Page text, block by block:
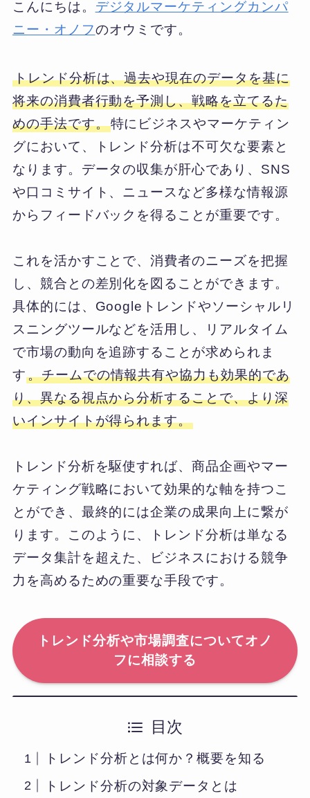
こんにちは。 デジタルマーケティングカンパ
ニー・オノフのオウミです。
トレンド分析は、過去や現在のデータを基に
将来の消費者行動を予測し、戦略を立てるた
めの手法です。特にビジネスやマーケティン
グにおいて、トレンド分析は不可欠な要素と
なります。データの収集が肝心であり、SNS
や口コミサイト、ニュースなど多様な情報源
からフィードバックを得ることが重要です。
これを活かすことで、消費者のニーズを把握
し、競合との差別化を図ることができます。
具体的には、Googleトレンドやソーシャルリ
スニングツールなどを活用し、リアルタイム
で市場の動向を追跡することが求められま
す。チームでの情報共有や協力も効果的であ
り、異なる視点から分析することで、より深
いインサイトが得られます。
トレンド分析を駆使すれば、商品企画やマー
ケティング戦略において効果的な軸を持つこ
とができ、最終的には企業の成果向上に繋が
ります。このように、トレンド分析は単なる
データ集計を超えた、ビジネスにおける競争
力を高めるための重要な手段です。
トレンド分析や市場調査についてオノ
フに相談する
目次
トレンド分析とは何か？概要を知る
トレンド分析の対象データとは